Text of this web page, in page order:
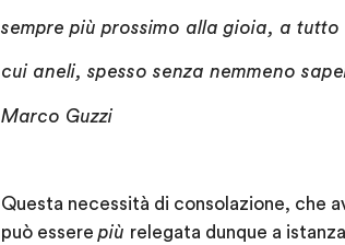
sempre più prossimo alla gioia, a tutto
cui aneli, spesso senza nemmeno
Marco Guzzi
Questa necessità di consolazione, che
può essere più relegata dunque a